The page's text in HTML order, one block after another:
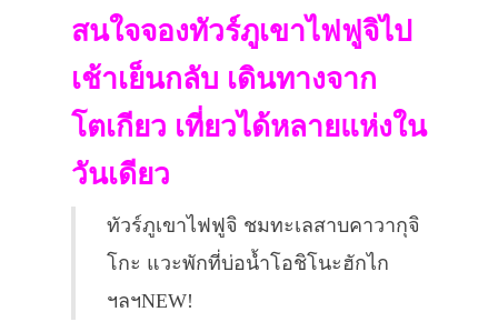
สนใจจองทัวร์ภูเขาไฟฟูจิไป
เช้าเย็นกลับ เดินทางจาก
โตเกียว เที่ยวได้หลายแห่งใน
วันเดียว
ทัวร์ภูเขาไฟฟูจิ ชมทะเลสาบคาวากุจิ
โกะ แวะพักที่บ่อน้ำโอชิโนะฮักไก
ฯลฯNEW!